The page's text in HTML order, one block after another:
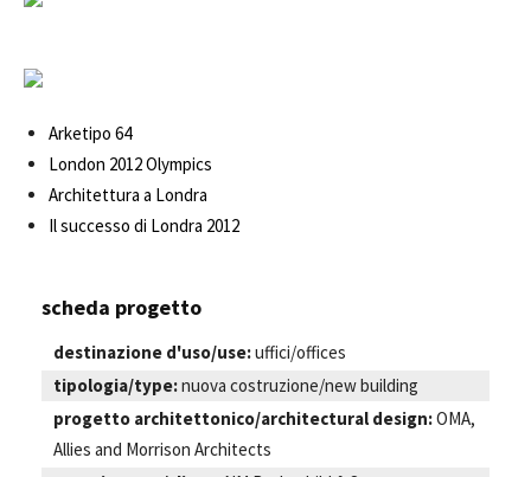
Arketipo 64
London 2012 Olympics
Architettura a Londra
Il successo di Londra 2012
scheda progetto
destinazione d'uso/use:uffici/offices
tipologia/type:nuova costruzione/new building
progetto architettonico/architectural design:OMA,
Allies and Morrison Architects